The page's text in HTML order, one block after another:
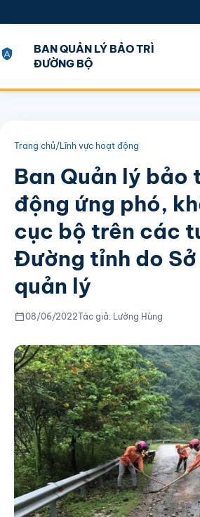
BAN QUẢN LÝ BẢO TRÌ
ĐƯỜNG BỘ
Trang chủ/Lĩnh vực hoạt động
Ban Quản lý
động ứng phó,
cục bộ trên các
Đường tỉnh do Sở
quản lý
08/06/2022Tác giả: Lường Hùng